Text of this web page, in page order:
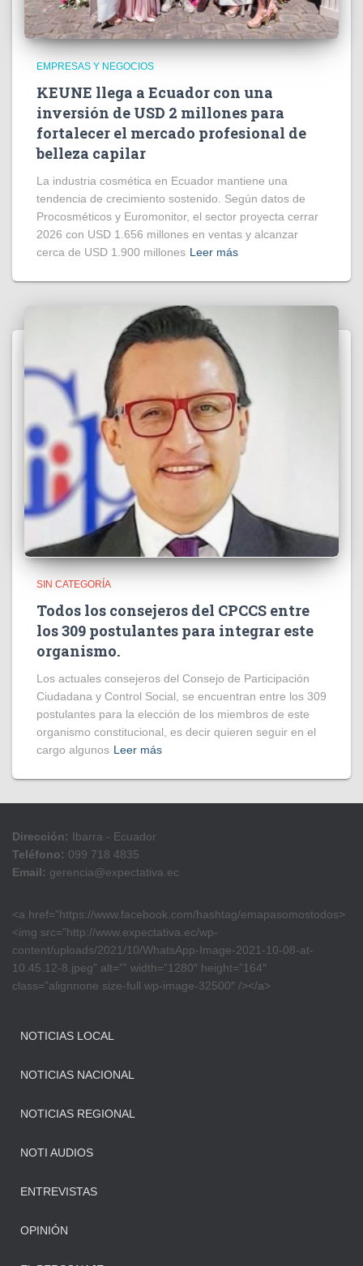
EMPRESAS Y NEGOCIOS
KEUNE llega a Ecuador con una
inversión de USD 2 millones para
fortalecer el mercado profesional de
belleza capilar
La industria cosmética en Ecuador mantiene una
tendencia de crecimiento sostenido. Según datos de
Procosméticos y Euromonitor, el sector proyecta cerrar
2026 con USD 1.656 millones en ventas y alcanzar
cerca de USD 1.900 millones Leer más
SIN CATEGORÍA
Todos los consejeros del CPCCS entre
los 309 postulantes para integrar este
organismo.
Los actuales consejeros del Consejo de Participación
Ciudadana y Control Social, se encuentran entre los 309
postulantes para la elección de los miembros de este
organismo constitucional, es decir quieren seguir en el
cargo algunos Leer más
Dirección: Ibarra - Ecuador
Teléfono: 099 718 4835
Email: gerencia@expectativa.ec
<a href=”https://www.facebook.com/hashtag/emapasomostodos>
<img src=”http://www.expectativa.ec/wp-
content/uploads/2021/10/WhatsApp-Image-2021-10-08-at-
10.45.12-8.jpeg” alt=”” width=”1280″ height=”164″
class=”alignnone size-full wp-image-32500″ /></a>
NOTICIAS LOCAL
NOTICIAS NACIONAL
NOTICIAS REGIONAL
NOTI AUDIOS
ENTREVISTAS
OPINIÓN